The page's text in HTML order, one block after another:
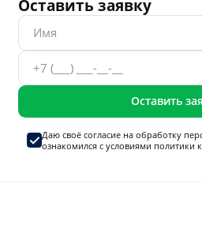
Оставить заявку
Оставить
Даю своё согласие на обработку
ознакомился с условиями политики